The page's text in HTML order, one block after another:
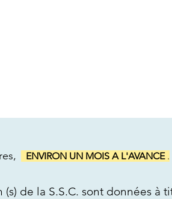
ENVIRON UN MOIS A L'AVANCE .
de la S.S.C. sont données à